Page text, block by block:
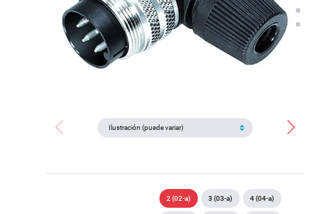
2 (02-a) 3 (03-a) 4 (04-a)